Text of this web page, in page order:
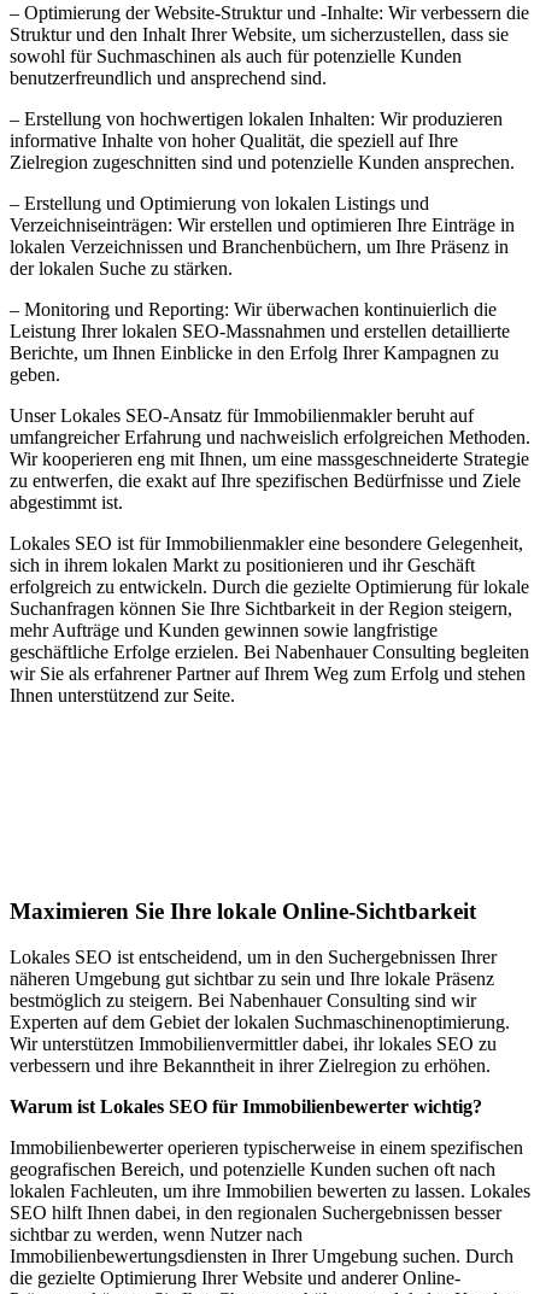
– Optimierung der Website-Struktur und -Inhalte: Wir verbessern die
Struktur und den Inhalt Ihrer Website, um sicherzustellen, dass sie
sowohl für Suchmaschinen als auch für potenzielle Kunden
benutzerfreundlich und ansprechend sind.
– Erstellung von hochwertigen lokalen Inhalten: Wir produzieren
informative Inhalte von hoher Qualität, die speziell auf Ihre
Zielregion zugeschnitten sind und potenzielle Kunden ansprechen.
– Erstellung und Optimierung von lokalen Listings und
Verzeichniseinträgen: Wir erstellen und optimieren Ihre Einträge in
lokalen Verzeichnissen und Branchenbüchern, um Ihre Präsenz in
der lokalen Suche zu stärken.
– Monitoring und Reporting: Wir überwachen kontinuierlich die
Leistung Ihrer lokalen SEO-Massnahmen und erstellen detaillierte
Berichte, um Ihnen Einblicke in den Erfolg Ihrer Kampagnen zu
geben.
Unser Lokales SEO-Ansatz für Immobilienmakler beruht auf
umfangreicher Erfahrung und nachweislich erfolgreichen Methoden.
Wir kooperieren eng mit Ihnen, um eine massgeschneiderte Strategie
zu entwerfen, die exakt auf Ihre spezifischen Bedürfnisse und Ziele
abgestimmt ist.
Lokales SEO ist für Immobilienmakler eine besondere Gelegenheit,
sich in ihrem lokalen Markt zu positionieren und ihr Geschäft
erfolgreich zu entwickeln. Durch die gezielte Optimierung für lokale
Suchanfragen können Sie Ihre Sichtbarkeit in der Region steigern,
mehr Aufträge und Kunden gewinnen sowie langfristige
geschäftliche Erfolge erzielen. Bei Nabenhauer Consulting begleiten
wir Sie als erfahrener Partner auf Ihrem Weg zum Erfolg und stehen
Ihnen unterstützend zur Seite.
Maximieren Sie Ihre lokale Online-Sichtbarkeit
Lokales SEO ist entscheidend, um in den Suchergebnissen Ihrer
näheren Umgebung gut sichtbar zu sein und Ihre lokale Präsenz
bestmöglich zu steigern. Bei Nabenhauer Consulting sind wir
Experten auf dem Gebiet der lokalen Suchmaschinenoptimierung.
Wir unterstützen Immobilienvermittler dabei, ihr lokales SEO zu
verbessern und ihre Bekanntheit in ihrer Zielregion zu erhöhen.
Warum ist Lokales SEO für Immobilienbewerter wichtig?
Immobilienbewerter operieren typischerweise in einem spezifischen
geografischen Bereich, und potenzielle Kunden suchen oft nach
lokalen Fachleuten, um ihre Immobilien bewerten zu lassen. Lokales
SEO hilft Ihnen dabei, in den regionalen Suchergebnissen besser
sichtbar zu werden, wenn Nutzer nach
Immobilienbewertungsdiensten in Ihrer Umgebung suchen. Durch
die gezielte Optimierung Ihrer Website und anderer Online-